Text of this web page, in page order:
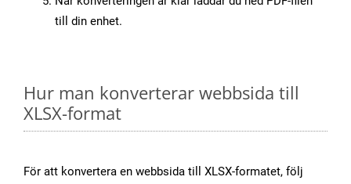
till din enhet.
Hur man konverterar webbsida till
XLSX-format
För att konvertera en webbsida till XLSX-formatet, följ